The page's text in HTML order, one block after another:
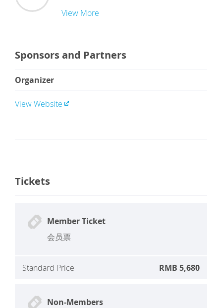
View More
Sponsors and Partners
Organizer
View Website
Tickets
Member Ticket
会员票
Standard Price RMB 5,680
Non-Members